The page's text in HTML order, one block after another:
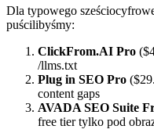
Dla typowego
puścilibyśmy:
ClickFrom.AI Pro
/llms.txt
Plug in SEO Pro
content gaps
AVADA SEO Suite
free tier tylko pod